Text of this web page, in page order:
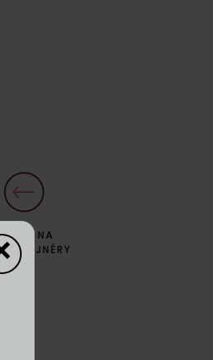
ZPĚT NA
DYZAJNÉRY